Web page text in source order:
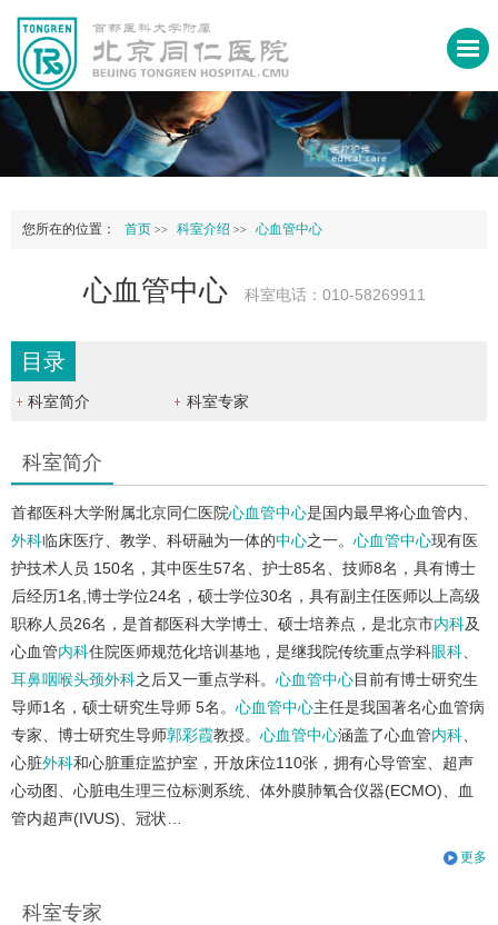
您所在的位置： 首页 >> 科室介绍 >> 心血管中心
心血管中心 科室电话：010-58269911
目录
科室简介 科室专家
科室简介
首都医科大学附属北京同仁医院心血管中心是国内最早将心血管内、
外科临床医疗、教学、科研融为一体的中心之一。 心血管中心现有医
护技术人员 150名，其中医生57名、护士85名、技师8名，具有博士
后经历1名,博士学位24名，硕士学位30名，具有副主任医师以上高级
职称人员26名，是首都医科大学博士、硕士培养点，是北京市内科及
心血管内科住院医师规范化培训基地，是继我院传统重点学科眼科
耳鼻咽喉头颈外科之后又一重点学科。 心血管中心目前有博士研究生
导师1名，硕士研究生导师 5名。 心血管中心主任是我国著名心血管病
专家、博士研究生导师郭彩霞教授。 心血管中心涵盖了心血管内科
心脏外科和心脏重症监护室，开放床位110张，拥有心导管室、超声
心动图、心脏电生理三位标测系统、体外膜肺氧合仪器(ECMO)、血
管内超声(IVUS)、冠状…
更多
科室专家